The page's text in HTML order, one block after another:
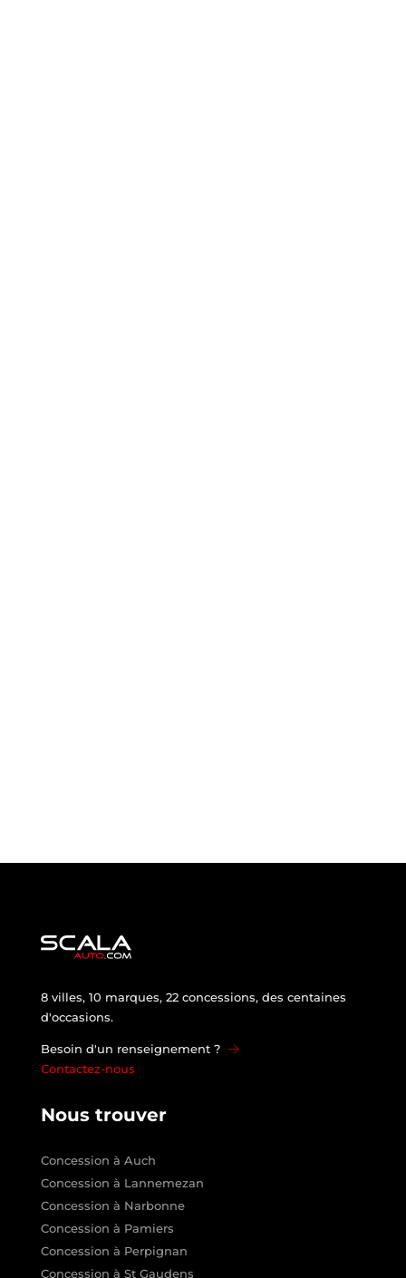
8 villes, 10 marques, 22 concessions, des centaines
d'occasions.
Besoin d'un renseignement ?
Contactez-nous
Nous trouver
Concession à Auch
Concession à Lannemezan
Concession à Narbonne
Concession à Pamiers
Concession à Perpignan
Concession à St Gaudens